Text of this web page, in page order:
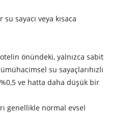
sayacı veya kısaca
önündeki, yalnızca sabit
hacimsel su sayaçlarıhızlı
ve hatta daha düşük bir
genellikle normal evsel